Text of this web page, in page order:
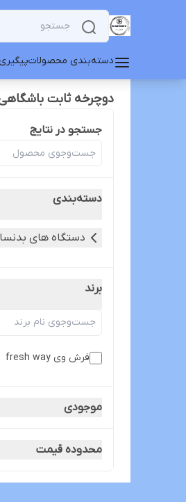
دسته‌بندی محصولات
دوچرخه ثابت باشگاهی
جستجو در نتایج
دسته‌بندی
دستگاه های
برند
فرش وی fresh way
موجودی
محدوده قیمت